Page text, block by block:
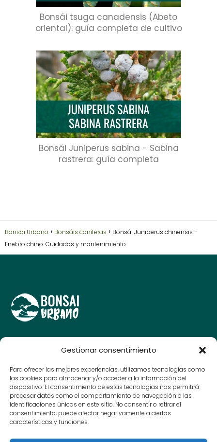
Gestionar consentimiento
Para ofrecer las mejores experiencias, utilizamos tecnologías como
las cookies para almacenar y/o acceder a la información del
dispositivo. El consentimiento de estas tecnologías nos permitirá
procesar datos como el comportamiento de navegación o las
identificaciones únicas en este sitio. No consentir o retirar el
consentimiento, puede afectar negativamente a ciertas
características y funciones.
Bonsái tsuga canadensis (Abeto
oriental): guía completa de cultivo
Bonsái Juniperus sabina - Sabina
rastrera: guía completa
Bonsái Urbano Bonsáis coníferas
Bonsái Juniperus chinensis -
Enebro chino: Cuidados y mantenimiento
Guías y consejos para amantes del bonsái, cuida y
© Bonsai Urbano 2025
Contacto
Aviso Legal
Política de Privacidad